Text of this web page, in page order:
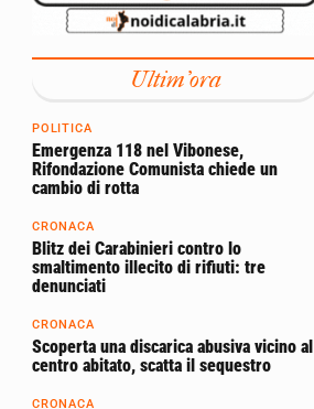
Ultim'ora
POLITICA
Emergenza 118 nel Vibonese,
Rifondazione Comunista chiede un
cambio di rotta
CRONACA
Blitz dei Carabinieri contro lo
smaltimento illecito di rifiuti: tre
denunciati
CRONACA
Scoperta una discarica abusiva vicino al
centro abitato, scatta il sequestro
CRONACA